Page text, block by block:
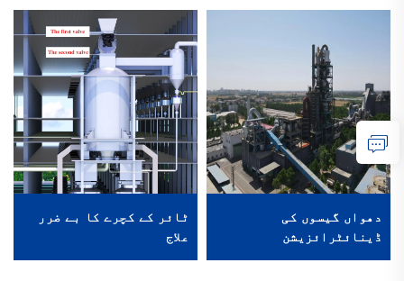
دھواں گیسوں کی
ڈینائٹرائزیشن
ٹائر کے کچرے کا بے ضرر
علاج